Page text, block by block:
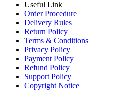
Useful Link
Order Procedure
Delivery Rules
Return Policy
Terms & Conditions
Privacy Policy
Payment Policy
Refund Policy
Support Policy
Copyright Notice